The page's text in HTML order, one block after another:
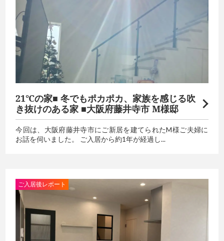
21℃の家■ 冬でもポカポカ、家族を感じる吹
き抜けのある家 ■大阪府藤井寺市 M様邸
今回は、大阪府藤井寺市にご新居を建てられたM様ご夫婦に
お話を伺いました。 ご入居から約1年が経過し...
ご入居後レポート